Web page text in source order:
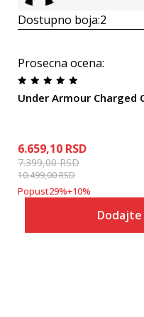
Dostupno boja:2
Prosecna ocena:
Under Armour Charged
6.659,10 RSD
7.399,00RSD
10.499,00RSD
Popust29%+10%